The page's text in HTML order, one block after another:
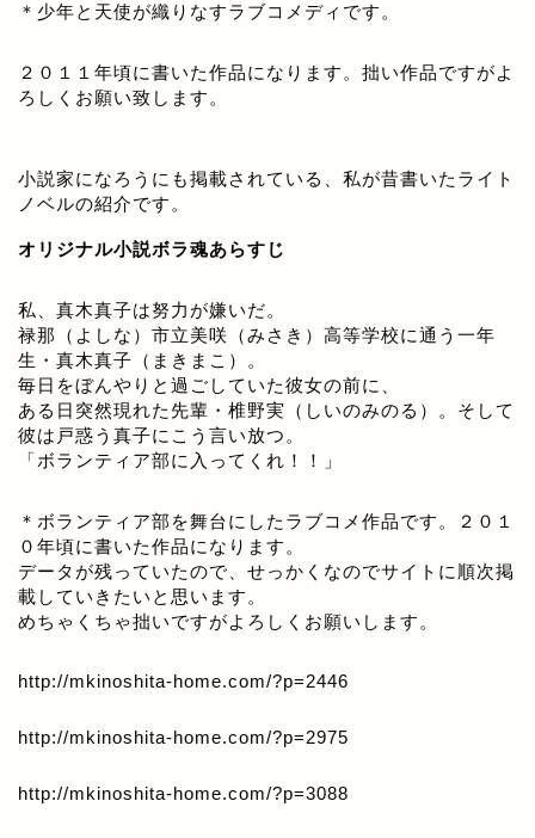
＊少年と天使が織りなすラブコメディです。
２０１１年頃に書いた作品になります。拙い作品ですがよ
ろしくお願い致します。
小説家になろうにも掲載されている、私が昔書いたライト
ノベルの紹介です。
オリジナル小説ボラ魂あらすじ
私、真木真子は努力が嫌いだ。
禄那（よしな）市立美咲（みさき）高等学校に通う一年
生・真木真子（まきまこ）。
毎日をぼんやりと過ごしていた彼女の前に、
ある日突然現れた先輩・椎野実（しいのみのる）。そして
彼は戸惑う真子にこう言い放つ。
「ボランティア部に入ってくれ！！」
＊ボランティア部を舞台にしたラブコメ作品です。２０１
０年頃に書いた作品になります。
データが残っていたので、せっかくなのでサイトに順次掲
載していきたいと思います。
めちゃくちゃ拙いですがよろしくお願いします。
http://mkinoshita-home.com/?p=2446
http://mkinoshita-home.com/?p=2975
http://mkinoshita-home.com/?p=3088